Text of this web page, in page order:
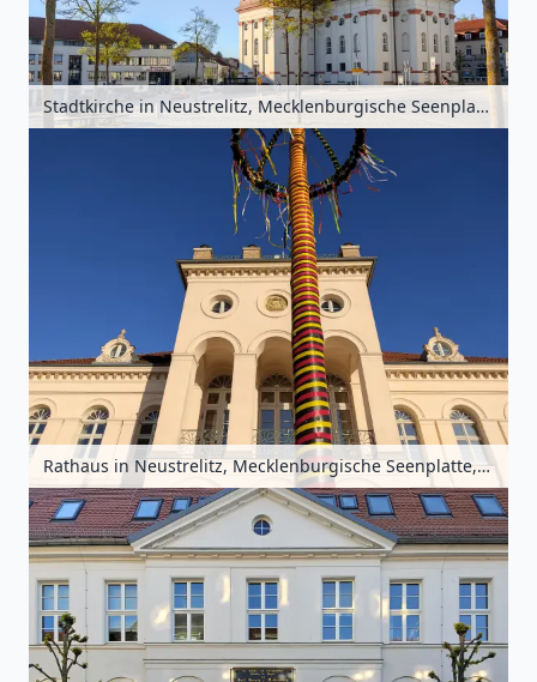
Stadtkirche in Neustrelitz, Mecklenburgische Seenplatte, Mecklenburg-Vorpommern, Deutschland
Rathaus in Neustrelitz, Mecklenburgische Seenplatte, Mecklenburg-Vorpommern, Deutschland